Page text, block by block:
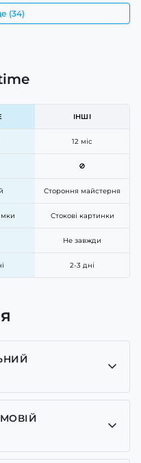
(34)
ІНШІ
12 міс
🚫
Стороння майстерня
Стокові картинки
Не завжди
2-3 дні
оригінальні, ми є
Pagani Design,